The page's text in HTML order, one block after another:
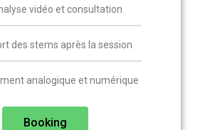
vidéo et consultation
des stems après la session
analogique et numérique
Booking